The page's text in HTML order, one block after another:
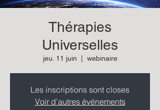
Thérapies
Universelles
jeu. 11 juin webinaire
Les inscriptions sont closes
Voir d'autres événements